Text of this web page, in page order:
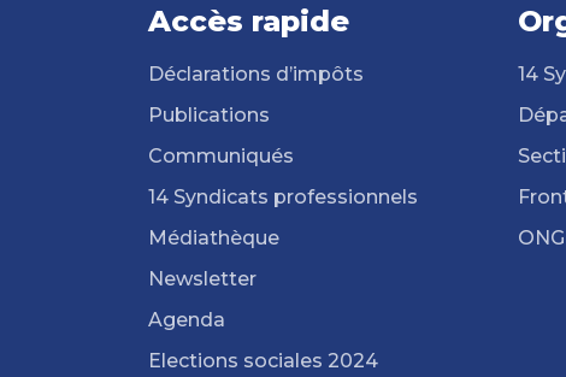
Accès rapide
Déclarations d’impôts
Publications
Communiqués
14 Syndicats professionnels
Médiathèque
Newsletter
Agenda
Elections sociales 2024
14